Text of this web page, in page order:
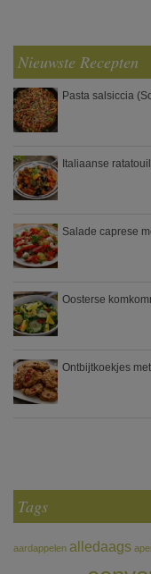
Nieuwste Recepten
Pasta salsiccia
Italiaanse
Salade caprese
Oosterse
Ontbijtkoekjes
Tags
aardappelen alledaags